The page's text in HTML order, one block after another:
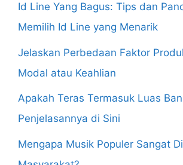
Id Line Yang Bagus: Tips dan
Memilih Id Line yang Menarik
Jelaskan Perbedaan Faktor
Modal atau Keahlian
Apakah Teras Termasuk Luas
Penjelasannya di Sini
Mengapa Musik Populer Sangat